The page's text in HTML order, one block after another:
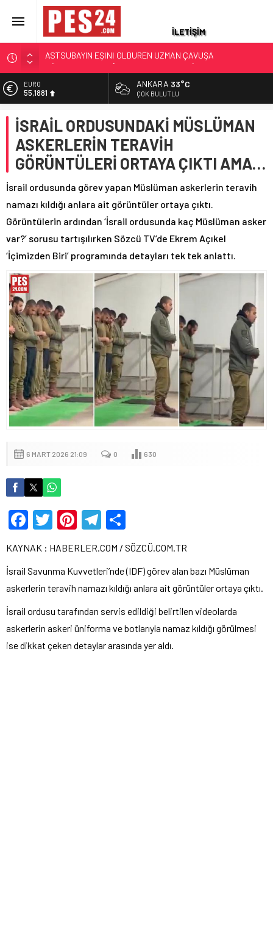
İLETİŞİM
JANDARMA ASTSUBAYIN EŞİ VE KIZI TOPRAĞA VERİLDİ!
87 YAŞINDAKİ EMEKLİ ASTSUBAY HAYATINI KAYBETTİ
YAKALANAN FİRARİ ESKİ YÜZBAŞININ İFADESİ ORTAYA
ÇIKTI
TSK’DEN İHRAÇ EDİLEN TEĞMEN İZZET TALİP AKARSU’DAN
AÇLIK GREVİNDEKİ GAZİLERE DESTEK: ‘ŞEHİT VE GAZİNİN
RÜTBESİ OLMAZ!’
ASTSUBAYIN EŞİNİ ÖLDÜREN UZMAN ÇAVUŞA
AĞIRLAŞTIRIMIŞ MÜEBBET VE 11 YIL HAPİS CEZASI
ALTIN
6.660,55
13.779,39
DOLAR
47,7111
55,1881
ANKARA 33°C
ÇOK BULUTLU
İSRAİL ORDUSUNDAKİ MÜSLÜMAN
ASKERLERİN TERAVİH
GÖRÜNTÜLERİ ORTAYA ÇIKTI AMA…
İsrail ordusunda görev yapan Müslüman askerlerin teravih
namazı kıldığı anlara ait görüntüler ortaya çıktı.
Görüntülerin ardından ‘İsrail ordusunda kaç Müslüman asker
var?’ sorusu tartışılırken Sözcü TV’de Ekrem Açıkel
‘İçimizden Biri’ programında detayları tek tek anlattı.
6 MART 2026 21:09 0 630
Facebook
Twitter
Pinterest
Telegram
KAYNAK : HABERLER.COM / SÖZCÜ.COM.TR
İsrail Savunma Kuvvetleri’nde (IDF) görev alan bazı Müslüman
askerlerin teravih namazı kıldığı anlara ait görüntüler ortaya çıktı.
İsrail ordusu tarafından servis edildiği belirtilen videolarda
askerlerin askeri üniforma ve botlarıyla namaz kıldığı görülmesi
ise dikkat çeken detaylar arasında yer aldı.